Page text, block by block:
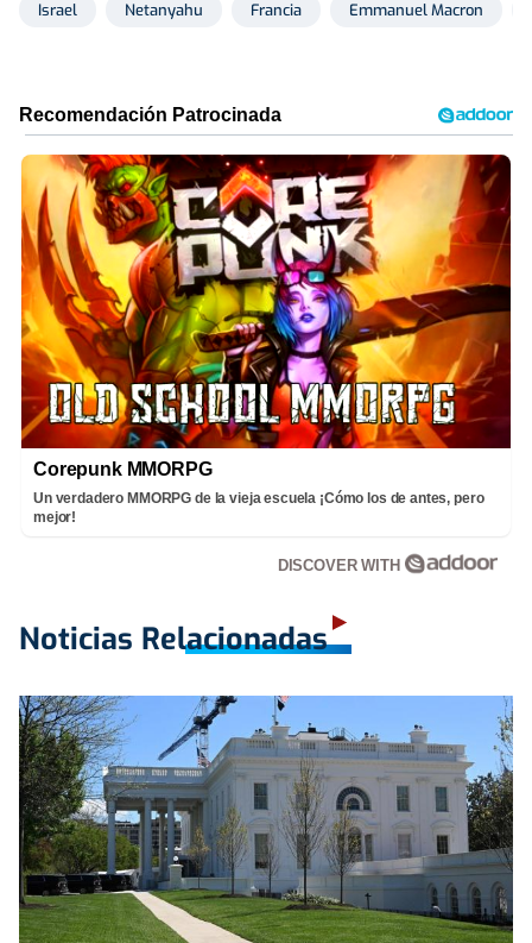
Israel Netanyahu Francia Emmanuel Macron
Corepunk MMORPG
Un verdadero MMORPG de la vieja escuela ¡Cómo los de antes, pero
mejor!
DISCOVER WITH
Noticias Relacionadas